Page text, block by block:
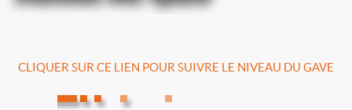
CLIQUER SUR CE LIEN POUR SUIVRE LE NIVEAU DU GAVE